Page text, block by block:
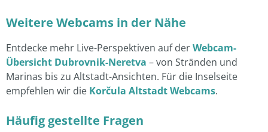
Weitere Webcams in der Nähe
Entdecke mehr Live-Perspektiven auf derWebcam-
Übersicht Dubrovnik-Neretva – von Stränden und
Marinas bis zu Altstadt-Ansichten. Für die Inselseite
empfehlen wir die Korčula Altstadt Webcams.
Häufig gestellte Fragen